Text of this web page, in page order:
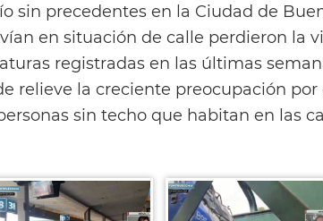
sin precedentes en la Ciudad de
en situación de calle perdieron la
registradas en las últimas
relieve la creciente preocupación por
sin techo que habitan en las